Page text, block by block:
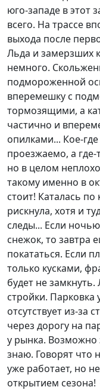
юго-западе в этот
всего. На трассе
выхода после
Льда и замерзших
немного.
подмороженной
вперемешку с
тормозящими, а
частично и
опилками... Кое-
проезжаемо, а где-
но в целом
такому именно в
стоит! Каталась
рискнула, хотя и
следы... Если
снежок, то завтра
покататься. Если
только кусками,
будет не
стройки. Парковка
отсутствует из-за
через дорогу на
у рынка. Возможно
знаю. Говорят что
уже работает, но
открытием